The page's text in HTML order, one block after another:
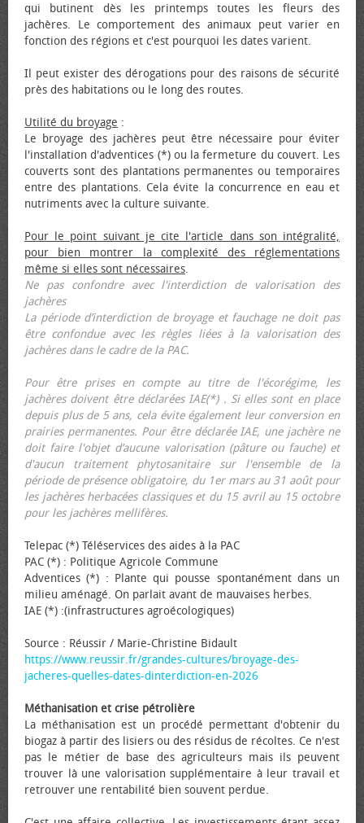
qui butinent dès les printemps toutes les fleurs des
jachères. Le comportement des animaux peut varier en
fonction des régions et c'est pourquoi les dates varient.
Il peut exister des dérogations pour des raisons de sécurité
près des habitations ou le long des routes.
Utilité du broyage :
Le broyage des jachères peut être nécessaire pour éviter
l'installation d'adventices (*) ou la fermeture du couvert. Les
couverts sont des plantations permanentes ou temporaires
entre des plantations. Cela évite la concurrence en eau et
nutriments avec la culture suivante.
Pour le point suivant je cite l'article dans son intégralité,
pour bien montrer la complexité des réglementations
même si elles sont nécessaires.
Ne pas confondre avec l'interdiction de valorisation des
jachères
La période d’interdiction de broyage et fauchage ne doit pas
être confondue avec les règles liées à la valorisation des
jachères dans le cadre de la PAC.
Pour être prises en compte au titre de l'écorégime, les
jachères doivent être déclarées IAE(*) . Si elles sont en place
depuis plus de 5 ans, cela évite également leur conversion en
prairies permanentes. Pour être déclarée IAE, une jachère ne
doit faire l'objet d’aucune valorisation (pâture ou fauche) et
d'aucun traitement phytosanitaire sur l'ensemble de la
période de présence obligatoire, du 1er mars au 31 août pour
les jachères herbacées classiques et du 15 avril au 15 octobre
pour les jachères mellifères.
Telepac (*) Téléservices des aides à la PAC
PAC (*) : Politique Agricole Commune
Adventices (*) : Plante qui pousse spontanément dans un
milieu aménagé. On parlait avant de mauvaises herbes.
IAE (*) :(infrastructures agroécologiques)
Source : Réussir / Marie-Christine Bidault
https://www.reussir.fr/grandes-cultures/broyage-des-
jacheres-quelles-dates-dinterdiction-en-2026
Méthanisation et crise pétrolière
La méthanisation est un procédé permettant d'obtenir du
biogaz à partir des lisiers ou des résidus de récoltes. Ce n'est
pas le métier de base des agriculteurs mais ils peuvent
trouver là une valorisation supplémentaire à leur travail et
retrouver une rentabilité bien souvent perdue.